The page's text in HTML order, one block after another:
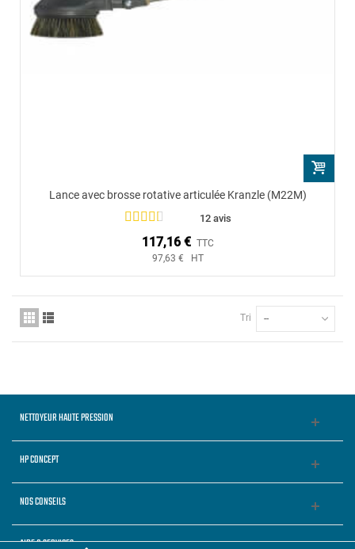
Lance avec brosse rotative articulée Kranzle (M22M)
12 avis
117,16 € TTC
97,63 € HT
Tri --
NETTOYEUR HAUTE PRESSION
HP CONCEPT
NOS CONSEILS
AIDE & SERVICES